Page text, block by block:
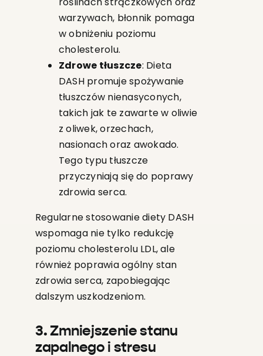
warzywach, błonnik pomaga
w obniżeniu poziomu
cholesterolu.
Zdrowe tłuszcze: Dieta
DASH promuje spożywanie
tłuszczów nienasyconych,
takich jak te zawarte w oliwie
z oliwek, orzechach,
nasionach oraz awokado.
Tego typu tłuszcze
przyczyniają się do poprawy
zdrowia serca.
Regularne stosowanie diety DASH
wspomaga nie tylko redukcję
poziomu cholesterolu LDL, ale
również poprawia ogólny stan
zdrowia serca, zapobiegając
dalszym uszkodzeniom.
3. Zmniejszenie stanu
zapalnego i stresu